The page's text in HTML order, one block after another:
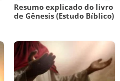
Resumo explicado do livro
de Gênesis (Estudo Bíblico)